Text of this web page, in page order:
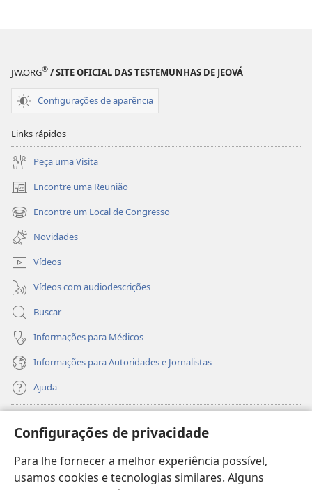
Configurações de privacidade
Para lhe fornecer a melhor experiência possível,
usamos cookies e tecnologias similares. Alguns
JW.ORG® / SITE OFICIAL DAS TESTEMUNHAS DE JEOVÁ
Configurações de aparência
Links rápidos
Peça uma Visita
Encontre uma Reunião
(abre
nova
janela)
Encontre um Local de Congresso
(abre
nova
janela)
Novidades
Vídeos
Vídeos com audiodescrições
Buscar
Informações para Médicos
Informações para Autoridades e Jornalistas
Ajuda
(abre
nova
janela)
Biblioteca On-line da Torre de Vigia™
(abre
nova